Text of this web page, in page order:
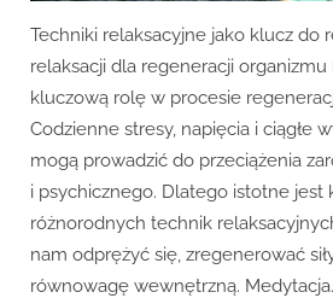
Techniki relaksacyjne jako klucz do
relaksacji dla regeneracji
kluczową rolę w procesie
Codzienne stresy, napięcia i ciągłe
mogą prowadzić do przeciążenia
i psychicznego. Dlatego istotne jest
różnorodnych technik
nam odprężyć się, zregenerować
równowagę wewnętrzną.